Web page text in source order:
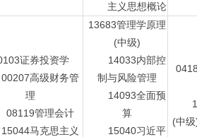
主义思想概论
证券投资学
高级财务管
理
管理会计
马克思主义
13683管理学原理
(中级)
14033内部控
制与风险管理
14093全面预
算
15040习近平
(中